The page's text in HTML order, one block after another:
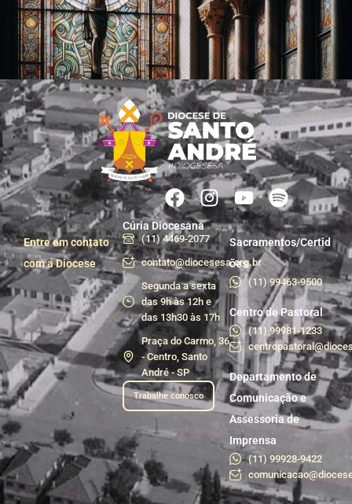
Entre em contato
com a Diocese
Cúria Diocesana
(11) 4469-2077
contato@diocesesa.org.br
Segunda a sexta
das 9h às 12h e
das 13h30 às 17h
Praça do Carmo, 36
- Centro, Santo
André - SP
Trabalhe conosco
Sacramentos/Certid
ões
(11) 99463-9500
Centro de Pastoral
(11) 99981-1233
Departamento de
Comunicação e
Assessoria de
Imprensa
(11) 99928-9422